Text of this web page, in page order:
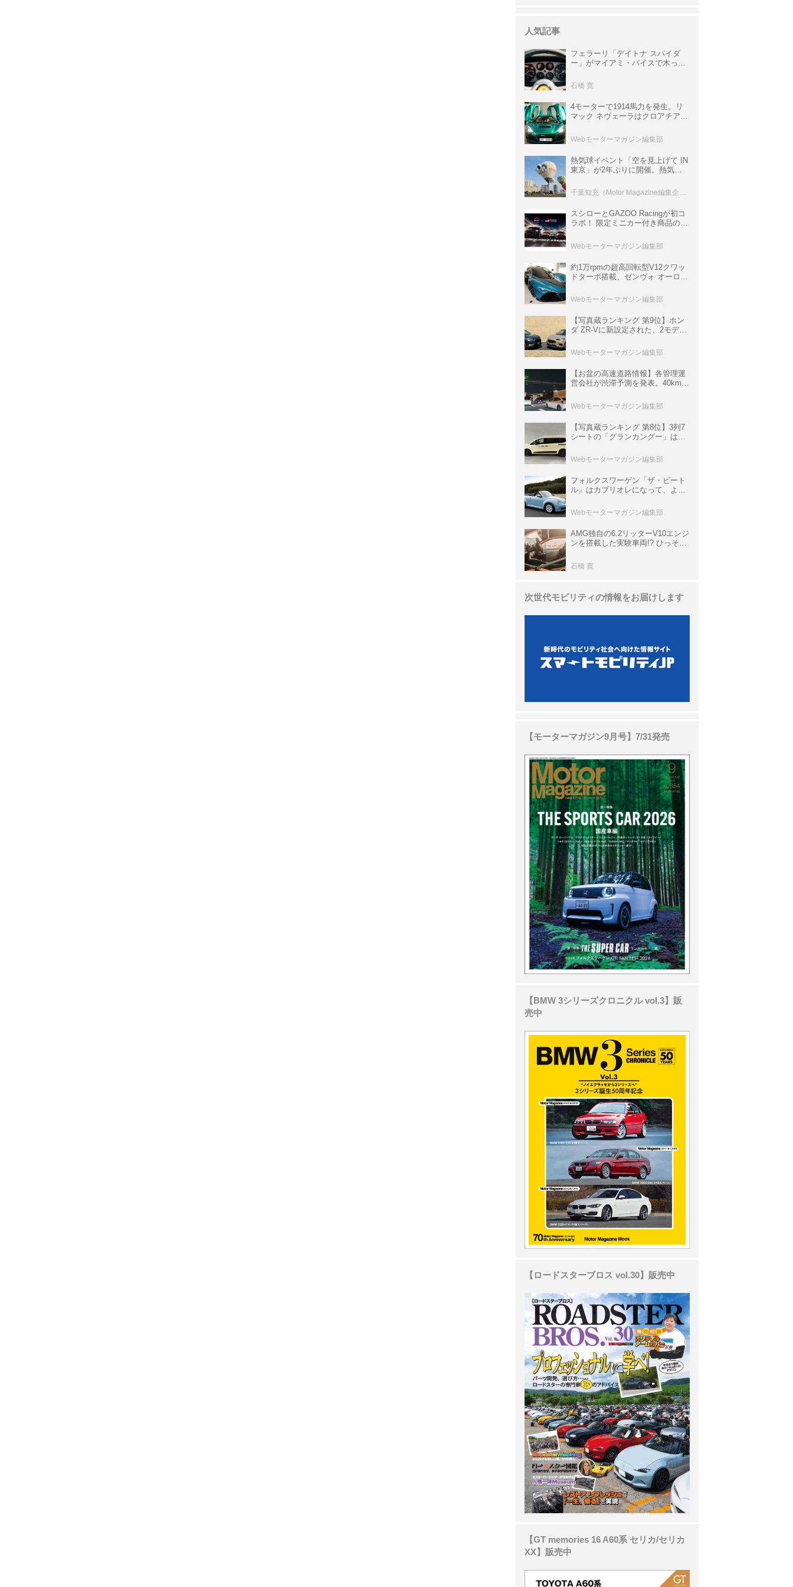
人気記事
フェラーリ「デイトナ スパイダ
ー」がマイアミ・バイスで木っ端
サ」に化けた理由
石橋 寛
4モーターで1914馬力を発生。リ
マック ネヴェーラはクロアチア発
ロニクル・完全版／115】
Webモーターマガジン編集部
熱気球イベント「空を見上げて IN
東京」が2年ぶりに開催。熱気球
室などのコンテンツも
千葉知充（Motor Magazine編集企画室）
スシローとGAZOO Racingが初コ
ラボ！ 限定ミニカー付き商品の
ト体験があたる抽選企画などを展
開
Webモーターマガジン編集部
約1万rpmの超高回転型V12クワッ
ドターボ搭載、ゼンヴォ オーロラ
イパーカー【スーパーカークロニ
クル・完全版／116】
Webモーターマガジン編集部
【写真蔵ランキング 第9位】ホン
ダ ZR-Vに新設定された、2モデル
グ」と「ブラックスタイル」
Webモーターマガジン編集部
【お盆の高速道路情報】各管理運
営会社が渋滞予測を発表。40km以
数ある
Webモーターマガジン編集部
【写真蔵ランキング 第8位】3列7
シートの「グランカングー」は、
ア＆ブラックバンパーの組み合わ
せ
Webモーターマガジン編集部
フォルクスワーゲン「ザ・ビート
ル」はカブリオレになって、より
と昔の新車】
Webモーターマガジン編集部
AMG独自の6.2リッターV10エンジ
ンを搭載した実験車両!? ひっそり
P900 プロトタイプ」とは
石橋 寛
次世代モビリティの情報をお届けします
【モーターマガジン9月号】7/31発売
【BMW 3シリーズクロニクル vol.3】販
売中
【ロードスターブロス vol.30】販売中
【GT memories 16 A60系 セリカ/セリカ
XX】販売中